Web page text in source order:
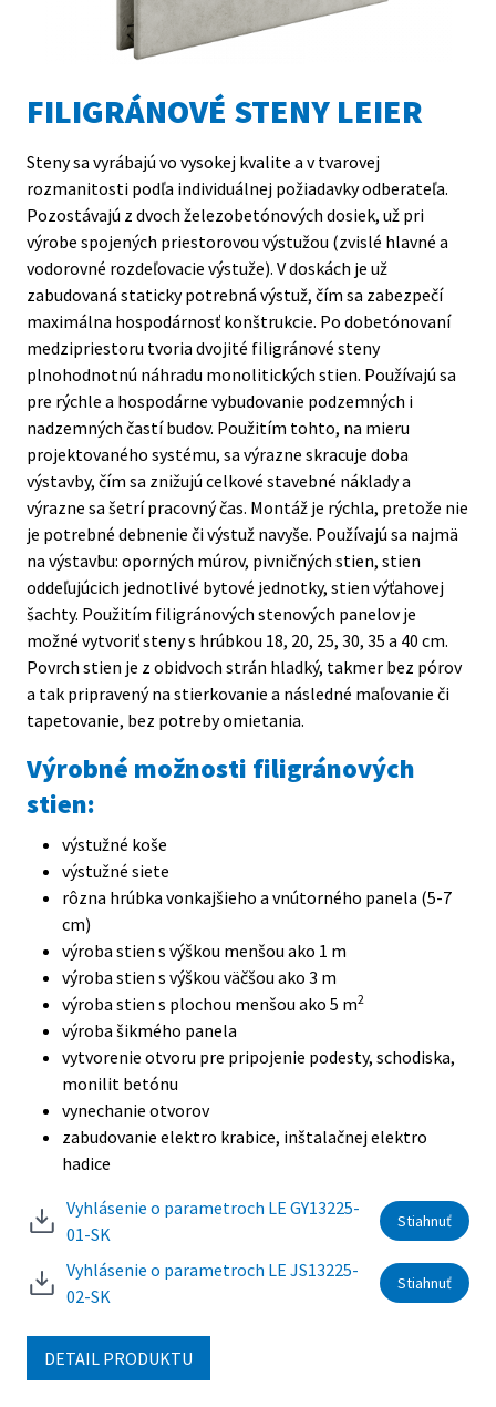
FILIGRÁNOVÉ STENY LEIER
Steny sa vyrábajú vo vysokej kvalite a v tvarovej
rozmanitosti podľa individuálnej požiadavky odberateľa.
Pozostávajú z dvoch železobetónových dosiek, už pri
výrobe spojených priestorovou výstužou (zvislé hlavné a
vodorovné rozdeľovacie výstuže). V doskách je už
zabudovaná staticky potrebná výstuž, čím sa zabezpečí
maximálna hospodárnosť konštrukcie. Po dobetónovaní
medzipriestoru tvoria dvojité filigránové steny
plnohodnotnú náhradu monolitických stien. Používajú sa
pre rýchle a hospodárne vybudovanie podzemných i
nadzemných častí budov. Použitím tohto, na mieru
projektovaného systému, sa výrazne skracuje doba
výstavby, čím sa znižujú celkové stavebné náklady a
výrazne sa šetrí pracovný čas. Montáž je rýchla, pretože nie
je potrebné debnenie či výstuž navyše. Používajú sa najmä
na výstavbu: oporných múrov, pivničných stien, stien
oddeľujúcich jednotlivé bytové jednotky, stien výťahovej
šachty. Použitím filigránových stenových panelov je
možné vytvoriť steny s hrúbkou 18, 20, 25, 30, 35 a 40 cm.
Povrch stien je z obidvoch strán hladký, takmer bez pórov
a tak pripravený na stierkovanie a následné maľovanie či
tapetovanie, bez potreby omietania.
Výrobné možnosti filigránových
stien:
výstužné koše
výstužné siete
rôzna hrúbka vonkajšieho a vnútorného panela (5-7
cm)
výroba stien s výškou menšou ako 1 m
výroba stien s výškou väčšou ako 3 m
výroba stien s plochou menšou ako 5 m2
výroba šikmého panela
vytvorenie otvoru pre pripojenie podesty, schodiska,
monilit betónu
vynechanie otvorov
zabudovanie elektro krabice, inštalačnej elektro
hadice
Vyhlásenie o parametroch LE GY13225-
01-SK
Stiahnuť
Vyhlásenie o parametroch LE JS13225-
02-SK
Stiahnuť
DETAIL PRODUKTU